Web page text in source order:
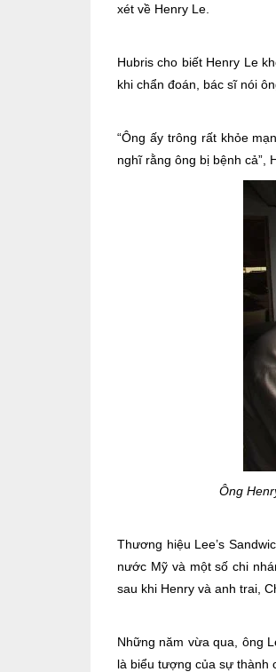
xét về Henry Le.
Hubris cho biết Henry Le
khi chẩn đoán, bác sĩ nói
“Ông ấy trông rất khỏe
nghĩ rằng ông bị bệnh cả”,
Ông
Thương hiệu Lee’s
nước Mỹ và một số chi
sau khi Henry và anh trai,
Những năm vừa qua, ông
là biểu tượng của sự thành